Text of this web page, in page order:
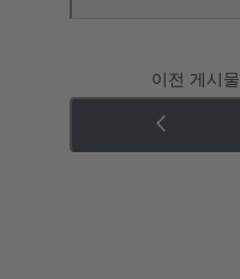
이전 게시물